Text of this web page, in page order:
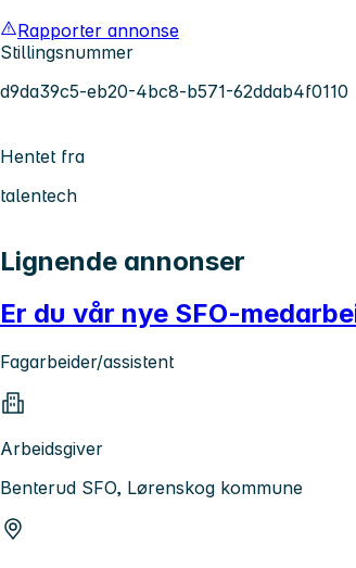
Rapporter annonse
Stillingsnummer
d9da39c5-eb20-4bc8-b571-62ddab4f0110
Hentet fra
talentech
Lignende annonser
Er du vår nye SFO-
Fagarbeider/assistent
Arbeidsgiver
Benterud SFO, Lørenskog kommune